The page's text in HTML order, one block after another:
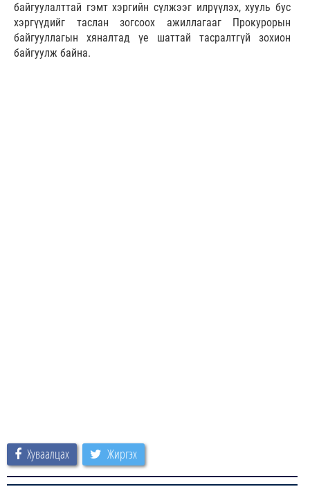
байгуулалттай гэмт хэргийн сүлжээг илрүүлэх, хууль бус
хэргүүдийг таслан зогсоох ажиллагааг Прокурорын
байгууллагын хяналтад үе шаттай тасралтгүй зохион
байгуулж байна.
Хуваалцах Жиргэх